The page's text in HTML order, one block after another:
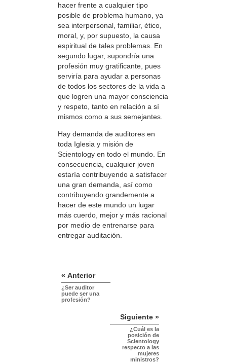
hacer frente a cualquier tipo
posible de problema humano, ya
sea interpersonal, familiar, ético,
moral, y, por supuesto, la causa
espiritual de tales problemas. En
segundo lugar, supondría una
profesión muy gratificante, pues
serviría para ayudar a personas
de todos los sectores de la vida a
que logren una mayor consciencia
y respeto, tanto en relación a sí
mismos como a sus semejantes.
Hay demanda de auditores en
toda Iglesia y misión de
Scientology en todo el mundo. En
consecuencia, cualquier joven
estaría contribuyendo a satisfacer
una gran demanda, así como
contribuyendo grandemente a
hacer de este mundo un lugar
más cuerdo, mejor y más racional
por medio de entrenarse para
entregar auditación.
« Anterior
¿Ser auditor
puede ser una
profesión?
Siguiente »
¿Cuál es la
posición de
Scientology
respecto a las
mujeres
ministros?